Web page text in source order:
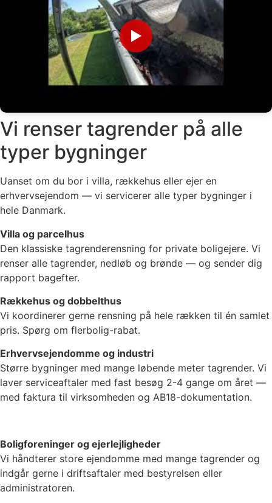
▶
Vi renser tagrender på alle
typer bygninger
Uanset om du bor i villa, rækkehus eller ejer en
erhvervsejendom — vi servicerer alle typer bygninger i
hele Danmark.
Villa og parcelhus
Den klassiske tagrenderensning for private boligejere. Vi
renser alle tagrender, nedløb og brønde — og sender dig
rapport bagefter.
Rækkehus og dobbelthus
Vi koordinerer gerne rensning på hele rækken til én samlet
pris. Spørg om flerbolig-rabat.
Erhvervsejendomme og industri
Større bygninger med mange løbende meter tagrender. Vi
laver serviceaftaler med fast besøg 2-4 gange om året —
med faktura til virksomheden og AB18-dokumentation.
Boligforeninger og ejerlejligheder
Vi håndterer store ejendomme med mange tagrender og
indgår gerne i driftsaftaler med bestyrelsen eller
administratoren.